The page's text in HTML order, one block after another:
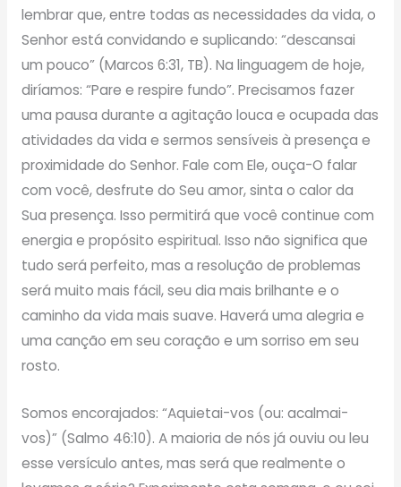
lembrar que, entre todas as necessidades da vida, o
Senhor está convidando e suplicando: “descansai
um pouco” (Marcos 6:31, TB). Na linguagem de hoje,
diríamos: “Pare e respire fundo”. Precisamos fazer
uma pausa durante a agitação louca e ocupada das
atividades da vida e sermos sensíveis à presença e
proximidade do Senhor. Fale com Ele, ouça-O falar
com você, desfrute do Seu amor, sinta o calor da
Sua presença. Isso permitirá que você continue com
energia e propósito espiritual. Isso não significa que
tudo será perfeito, mas a resolução de problemas
será muito mais fácil, seu dia mais brilhante e o
caminho da vida mais suave. Haverá uma alegria e
uma canção em seu coração e um sorriso em seu
rosto.
Somos encorajados: “Aquietai-vos (ou: acalmai-
vos)” (Salmo 46:10). A maioria de nós já ouviu ou leu
esse versículo antes, mas será que realmente o